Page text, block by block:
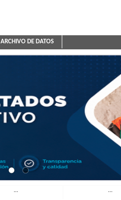
ARCHIVO DE DATOS